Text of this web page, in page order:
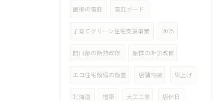
屋根の雪庇 雪庇ガード
子育てグリーン住宅支援事業 2025
開口部の断熱改修 躯体の断熱改修
エコ住宅設備の設置 店舗内装 床上げ
北海道 増築 大工工事 店休日